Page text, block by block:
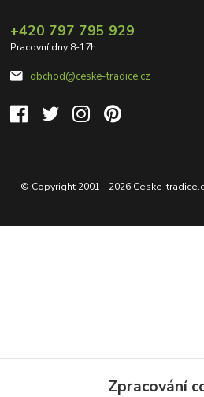
+420 797 795 929
Pracovní dny 8-17h
obchod@ceske-tradice.cz
© Copyright 2001 - 2026 Ceske-
Zpracování